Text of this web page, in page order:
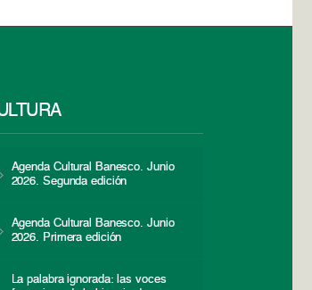
Agenda Cultural Banesco. Junio
2026. Segunda edición
Agenda Cultural Banesco. Junio
2026. Primera edición
La palabra ignorada: las voces